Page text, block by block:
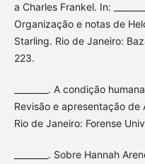
a Charles Frankel. In:
Organização e notas de
Starling. Rio de Janeiro:
223.
________. A condição
Revisão e apresentação de
Rio de Janeiro: Forense
________. Sobre Hannah